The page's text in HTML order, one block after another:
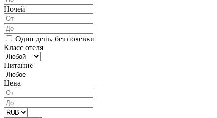
Ночей
Один день, без ночевки
Класс отеля
Питание
Цена